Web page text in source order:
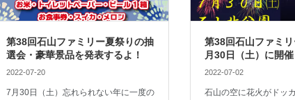
第38回石山ファミリー夏祭りの抽
選会・豪華景品を発表するよ！
2022-07-20
7月30日（土）忘れられない年に一度の
第38回石山ファミ
月30日（土）に開催
2022-07-02
石山の空に花火がドッ